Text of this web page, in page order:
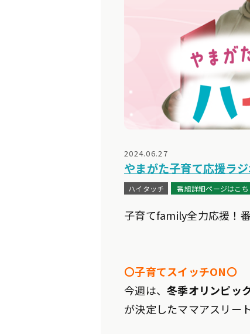
2024.06.27
やまがた子育て応援ラ
ハイタッチ 番組詳細ページはこち
子育てfamily全力応援！
〇子育てスイッチON〇
今週は、 冬季オリンピッ
が決定したママアスリート